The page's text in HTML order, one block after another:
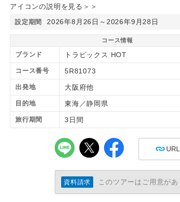
アイコンの説明を見る＞＞
設定期間 2026年8月26日～2026年9月28日
コース情報
ブランド トラピックス HOT
コース番号 5R81073
出発地 大阪府他
目的地 東海／静岡県
旅行期間 3日間
資料請求 このツアーはご用意があ